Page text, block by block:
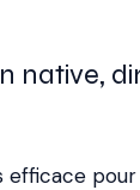
native,
efficace